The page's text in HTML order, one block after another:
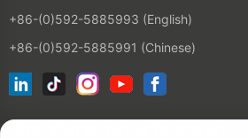
+86-(0)592-5885993 (English)
+86-(0)592-5885991 (Chinese)